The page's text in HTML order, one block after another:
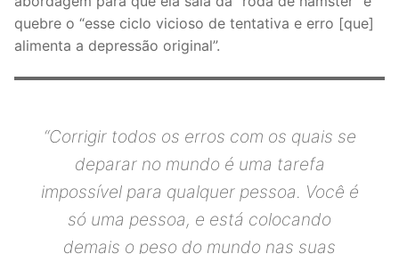
quebre o “esse ciclo vicioso de tentativa e erro [que]
alimenta a depressão original”.
“Corrigir todos os erros com os quais se
deparar no mundo é uma tarefa
impossível para qualquer pessoa. Você é
só uma pessoa, e está colocando
demais o peso do mundo nas suas